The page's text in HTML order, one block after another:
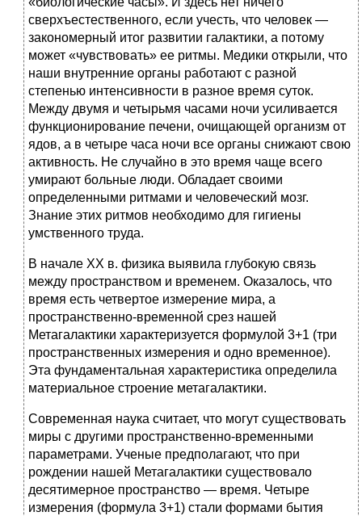
сверхъестественного, если учесть, что человек —
закономерный итог развитии галактики, а потому
может «чувствовать» ее ритмы. Медики открыли, что
наши внутренние органы работают с разной
степенью интенсивности в разное время суток.
Между двумя и четырьмя часами ночи усиливается
функционирование печени, очищающей организм от
ядов, а в четыре часа ночи все органы снижают свою
активность. Не случайно в это время чаще всего
умирают больные люди. Обладает своими
определенными ритмами и человеческий мозг.
Знание этих ритмов необходимо для гигиены
умственного труда.
В начале XX в. физика выявила глубокую связь
между пространством и временем. Оказалось, что
время есть четвертое измерение мира, а
пространственно-временной срез нашей
Метагалактики характеризуется формулой 3+1 (три
пространственных измерения и одно временное).
Эта фундаментальная характеристика определила
материальное строение метагалактики.
Современная наука считает, что могут существовать
миры с другими пространственно-временными
параметрами. Ученые предполагают, что при
рождении нашей Метагалактики существовало
десятимерное пространство — время. Четыре
измерения (формула 3+1) стали формами бытия